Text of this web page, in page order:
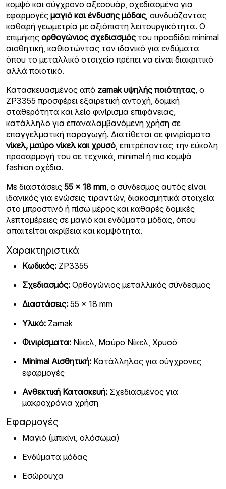
κομψό και σύγχρονο αξεσουάρ, σχεδιασμένο για
εφαρμογές μαγιό και ένδυσης μόδας, συνδυάζοντας
καθαρή γεωμετρία με αξιόπιστη λειτουργικότητα. Ο
επιμήκης ορθογώνιος σχεδιασμός του προσδίδει minimal
αισθητική, καθιστώντας τον ιδανικό για ενδύματα
όπου το μεταλλικό στοιχείο πρέπει να είναι διακριτικό
αλλά ποιοτικό.
Κατασκευασμένος από zamak υψηλής ποιότητας, ο
ZP3355 προσφέρει εξαιρετική αντοχή, δομική
σταθερότητα και λείο φινίρισμα επιφάνειας,
κατάλληλο για επαναλαμβανόμενη χρήση σε
επαγγελματική παραγωγή. Διατίθεται σε φινιρίσματα
νίκελ, μαύρο νίκελ και χρυσό, επιτρέποντας την εύκολη
προσαρμογή του σε τεχνικά, minimal ή πιο κομψά
fashion σχέδια.
Με διαστάσεις 55 × 18 mm, ο σύνδεσμος αυτός είναι
ιδανικός για ενώσεις τιραντών, διακοσμητικά στοιχεία
στο μπροστινό ή πίσω μέρος και καθαρές δομικές
λεπτομέρειες σε μαγιό και ενδύματα μόδας, όπου
απαιτείται ακρίβεια και κομψότητα.
Χαρακτηριστικά
Κωδικός: ZP3355
Σχεδιασμός: Ορθογώνιος μεταλλικός σύνδεσμος
Διαστάσεις: 55 × 18 mm
Υλικό: Zamak
Φινιρίσματα: Νίκελ, Μαύρο Νίκελ, Χρυσό
Minimal Αισθητική: Κατάλληλος για σύγχρονες
εφαρμογές
Ανθεκτική Κατασκευή: Σχεδιασμένος για
μακροχρόνια χρήση
Εφαρμογές
Μαγιό (μπικίνι, ολόσωμα)
Ενδύματα μόδας
Εσώρουχα